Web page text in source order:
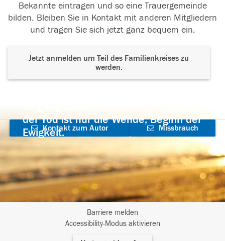
Bekannte eintragen und so eine Trauergemeinde
bilden. Bleiben Sie in Kontakt mit anderen Mitgliedern
und tragen Sie sich jetzt ganz bequem ein.
Jetzt anmelden um Teil des Familienkreises zu
werden.
der Tod ist nur die Wende, Beginn der
Ewigkeit.
Kontakt zum Autor
aufnehmen
Missbrauch
Barriere melden
Accessibility-Modus aktivieren